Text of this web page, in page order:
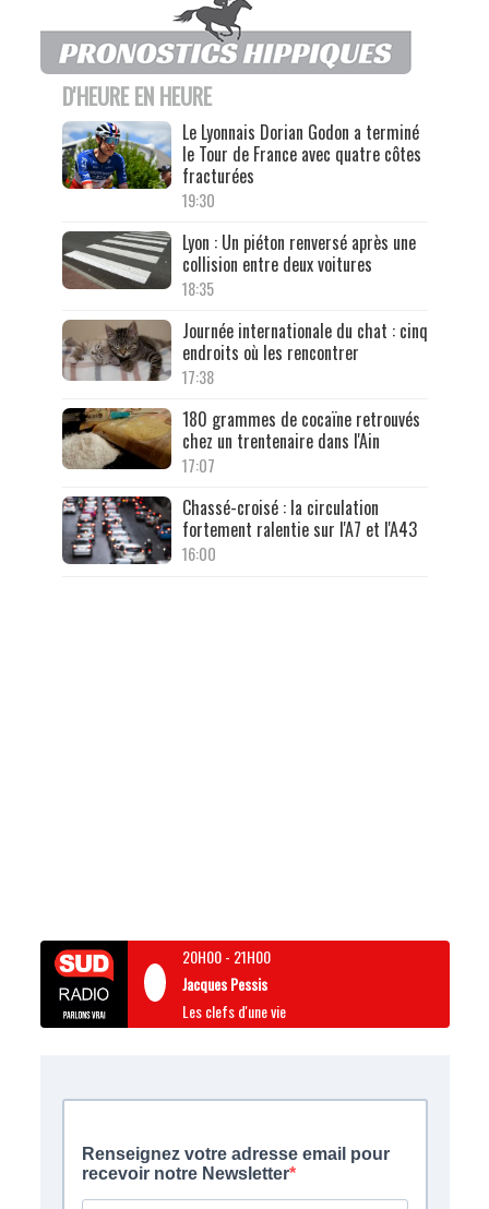
D'HEURE EN HEURE
Le Lyonnais Dorian Godon a terminé
le Tour de France avec quatre côtes
fracturées
19:30
Lyon : Un piéton renversé après une
collision entre deux voitures
18:35
Journée internationale du chat : cinq
endroits où les rencontrer
17:38
180 grammes de cocaïne retrouvés
chez un trentenaire dans l'Ain
17:07
Chassé-croisé : la circulation
fortement ralentie sur l'A7 et l'A43
16:00
20H00- 21H00
Jacques Pessis
Les clefs d'une vie